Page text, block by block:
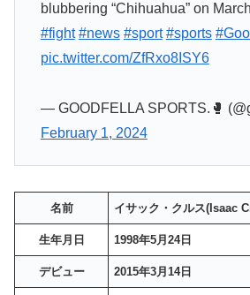
blubbering “Chihuahua” on
#fight #news #sport #sports
pic.twitter.com/ZfRxo8ISY6
— GOODFELLA SPORTS.🥊
February 1, 2024
名前 イサック・クルス(Isaac
生年月日 1998年5月24日
デビュー 2015年3月14日